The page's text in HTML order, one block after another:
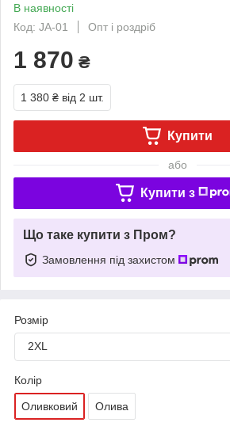
В наявності
Код: JA-01
Опт і роздріб
1 870 ₴
1 380 ₴ від 2 шт.
Купити
або
Купити з
Що таке купити з Пром?
Замовлення під захистом
Розмір
2XL
Колір
Оливковий Олива